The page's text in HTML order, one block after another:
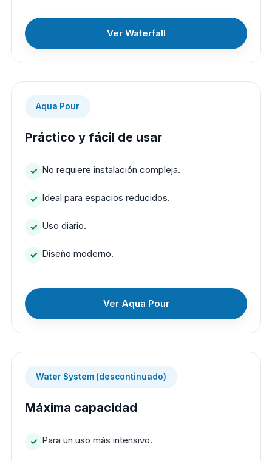
Ver Waterfall
Aqua Pour
Práctico y fácil de usar
No requiere instalación compleja.
Ideal para espacios reducidos.
Uso diario.
Diseño moderno.
Ver Aqua Pour
Water System (descontinuado)
Máxima capacidad
Para un uso más intensivo.